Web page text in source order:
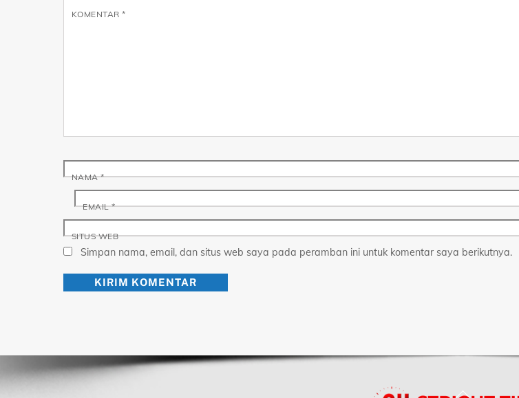
KOMENTAR*
NAMA*
EMAIL*
SITUS WEB
Simpan nama, email, dan situs web saya pada peramban ini untuk komentar saya berikutnya.
Back